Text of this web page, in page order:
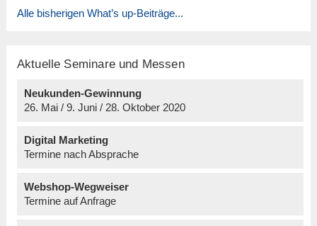
Alle bisherigen What’s up-Beiträge...
Aktuelle Seminare und Messen
Neukunden-Gewinnung
26. Mai / 9. Juni / 28. Oktober 2020
Digital Marketing
Termine nach Absprache
Webshop-Wegweiser
Termine auf Anfrage